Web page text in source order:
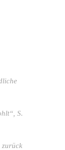
S.
zurück